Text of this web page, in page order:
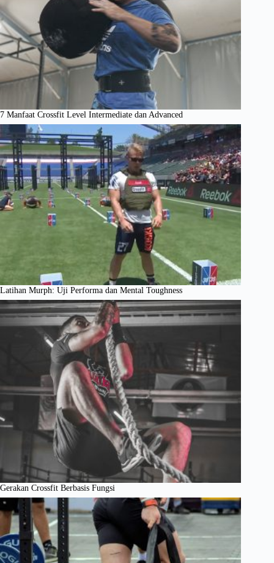
7 Manfaat Crossfit Level Intermediate dan Advanced
Latihan Murph: Uji Performa dan Mental Toughness
Gerakan Crossfit Berbasis Fungsi